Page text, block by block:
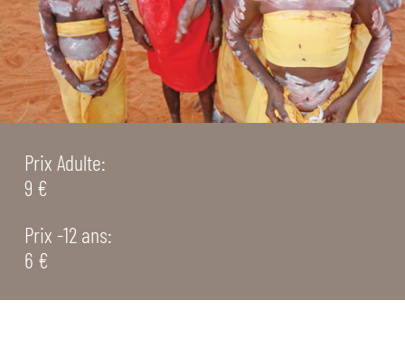
Prix Adulte:
9 €
Prix -12 ans:
6 €